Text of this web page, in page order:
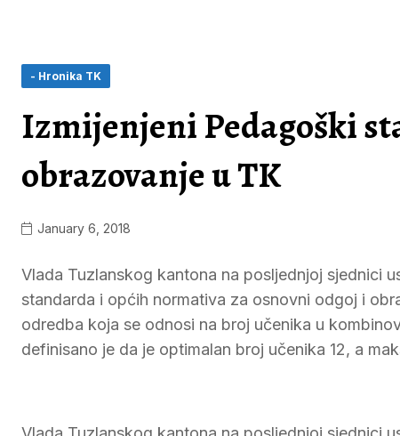
- Hronika TK
Izmijenjeni Pedagoški
obrazovanje u TK
January 6, 2018
Vlada Tuzlanskog kantona na posljednjoj sjednici
standarda i općih normativa za osnovni odgoj i
odredba koja se odnosi na broj učenika u
definisano je da je optimalan broj učenika 12, a